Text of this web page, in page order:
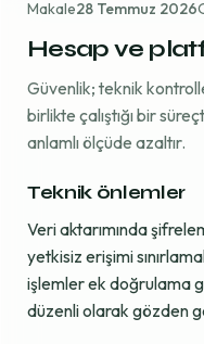
Makale28 Temmuz 2026
Hesap ve
Güvenlik; teknik
birlikte çalıştığı bir
anlamlı ölçüde azaltır.
Teknik önlemler
Veri aktarımında
yetkisiz erişimi
işlemler ek doğrulama
düzenli olarak gözden